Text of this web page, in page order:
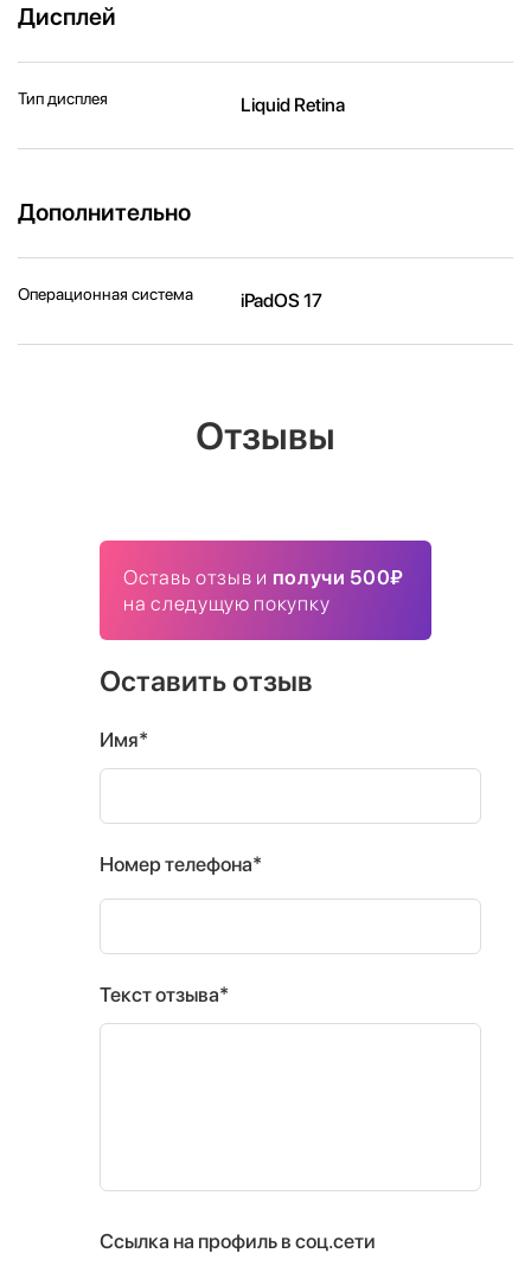
Дисплей
Тип дисплея Liquid Retina
Дополнительно
Операционная система iPadOS 17
Отзывы
Оставь отзыв и получи 500₽
на следущую покупку
Оставить отзыв
Имя*
Номер телефона*
Текст отзыва*
Ссылка на профиль в соц.сети